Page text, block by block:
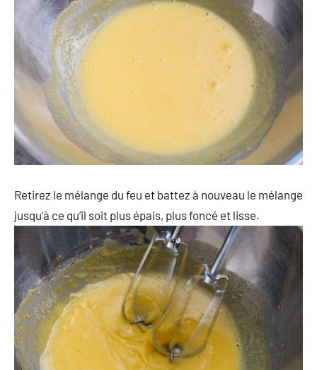
Retirez le mélange du feu et battez à nouveau le mélange
jusqu’à ce qu’il soit plus épais, plus foncé et lisse.